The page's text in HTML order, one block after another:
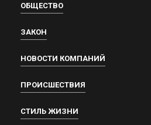
ОБЩЕСТВО
ЗАКОН
НОВОСТИ КОМПАНИЙ
ПРОИСШЕСТВИЯ
СТИЛЬ ЖИЗНИ